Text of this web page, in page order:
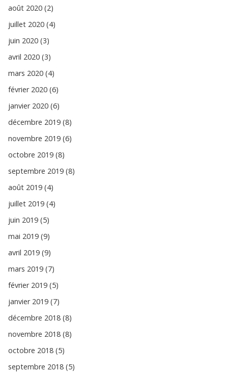
août 2020 (2)
juillet 2020 (4)
juin 2020 (3)
avril 2020 (3)
mars 2020 (4)
février 2020 (6)
janvier 2020 (6)
décembre 2019 (8)
novembre 2019 (6)
octobre 2019 (8)
septembre 2019 (8)
août 2019 (4)
juillet 2019 (4)
juin 2019 (5)
mai 2019 (9)
avril 2019 (9)
mars 2019 (7)
février 2019 (5)
janvier 2019 (7)
décembre 2018 (8)
novembre 2018 (8)
octobre 2018 (5)
septembre 2018 (5)